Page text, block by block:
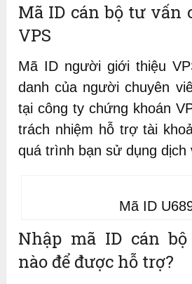
Mã ID cán bộ tư vấn
VPS
Mã ID người giới thiệu
danh của người chuyên
tại công ty chứng khoán
trách nhiệm hỗ trợ tài
quá trình bạn sử dụng dịch
Mã ID
Nhập mã ID cán
nào để được hỗ trợ?